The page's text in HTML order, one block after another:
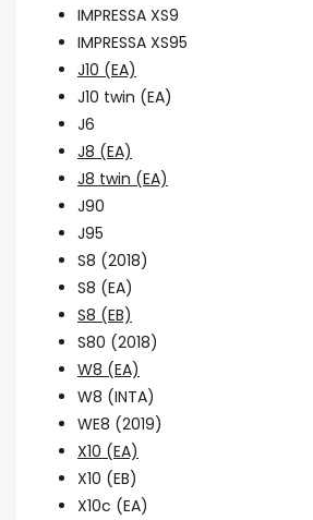
IMPRESSA XS9
IMPRESSA XS95
J10 (EA)
J10 twin (EA)
J6
J8 (EA)
J8 twin (EA)
J90
J95
S8 (2018)
S8 (EA)
S8 (EB)
S80 (2018)
W8 (EA)
W8 (INTA)
WE8 (2019)
X10 (EA)
X10 (EB)
X10c (EA)